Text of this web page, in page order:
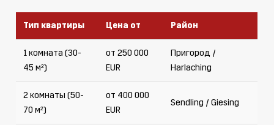
Тип квартиры Цена от Район
1 комната (30-
45 м²)
от 250 000
EUR
Пригород /
Harlaching
2 комнаты (50-
70 м²)
от 400 000
EUR
Sendling / Giesing